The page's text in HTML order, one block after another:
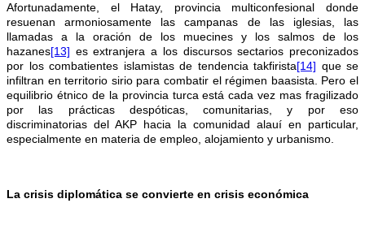
Afortunadamente, el Hatay, provincia multiconfesional donde
resuenan armoniosamente las campanas de las iglesias, las
llamadas a la oración de los muecines y los salmos de los
hazanes[13] es extranjera a los discursos sectarios preconizados
por los combatientes islamistas de tendencia takfirista[14] que se
infiltran en territorio sirio para combatir el régimen baasista. Pero el
equilibrio étnico de la provincia turca está cada vez mas fragilizado
por las prácticas despóticas, comunitarias, y por eso
discriminatorias del AKP hacia la comunidad alauí en particular,
especialmente en materia de empleo, alojamiento y urbanismo.
La crisis diplomática se convierte en crisis económica